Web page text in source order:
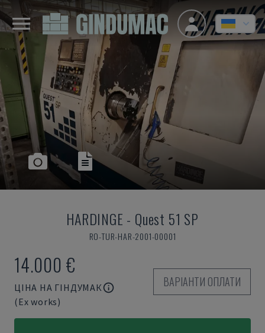
HARDINGE - Quest 51 SP
RO-TUR-HAR-2001-00001
14.000 €
ЦІНА НА ГІНДУМАК
(Ex works)
ВАРІАНТИ ОПЛАТИ